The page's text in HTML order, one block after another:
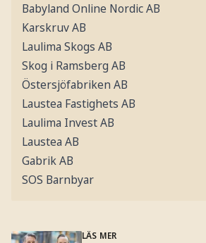
Babyland Online Nordic AB
Karskruv AB
Laulima Skogs AB
Skog i Ramsberg AB
Östersjöfabriken AB
Laustea Fastighets AB
Laulima Invest AB
Laustea AB
Gabrik AB
SOS Barnbyar
LÄS MER